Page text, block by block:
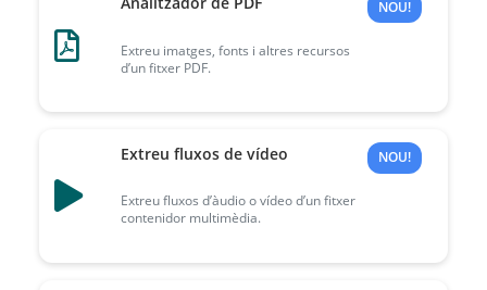
Extreu imatges, fonts i altres recursos
d’un fitxer PDF.
NOU!
Extreu fluxos de vídeo
Extreu fluxos d’àudio o vídeo d’un fitxer
contenidor multimèdia.
NOU!